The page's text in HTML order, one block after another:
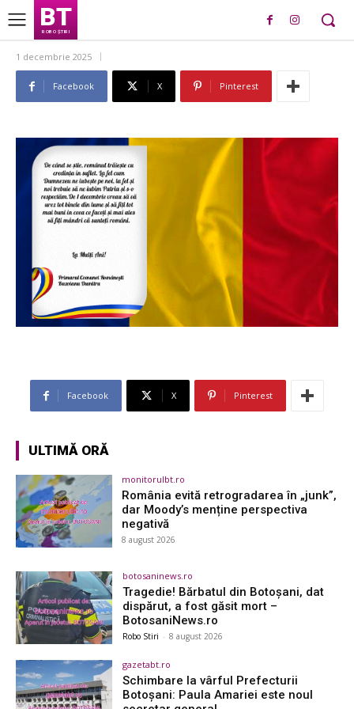
BT
ROBO ȘTIRI
1 decembrie 2025
Facebook X Pinterest
Facebook X Pinterest
ULTIMĂ ORĂ
monitorulbt.ro
România evită retrogradarea în „junk”,
dar Moody’s menține perspectiva
negativă
8 august 2026
botosaninews.ro
Tragedie! Bărbatul din Botoșani, dat
dispărut, a fost găsit mort –
BotosaniNews.ro
Robo Stiri - 8 august 2026
gazetabt.ro
Schimbare la vârful Prefecturii
Botoșani: Paula Amariei este noul